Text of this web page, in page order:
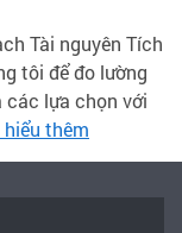
Tài nguyên Tích
tôi để đo lường
các lựa chọn với
hiểu thêm